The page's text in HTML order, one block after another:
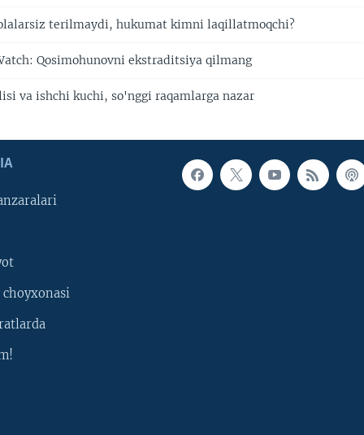
terilmaydi, hukumat kimni laqillatmoqchi?
Qosimohunovni ekstraditsiya qilmang
va ishchi kuchi, so'nggi raqamlarga nazar